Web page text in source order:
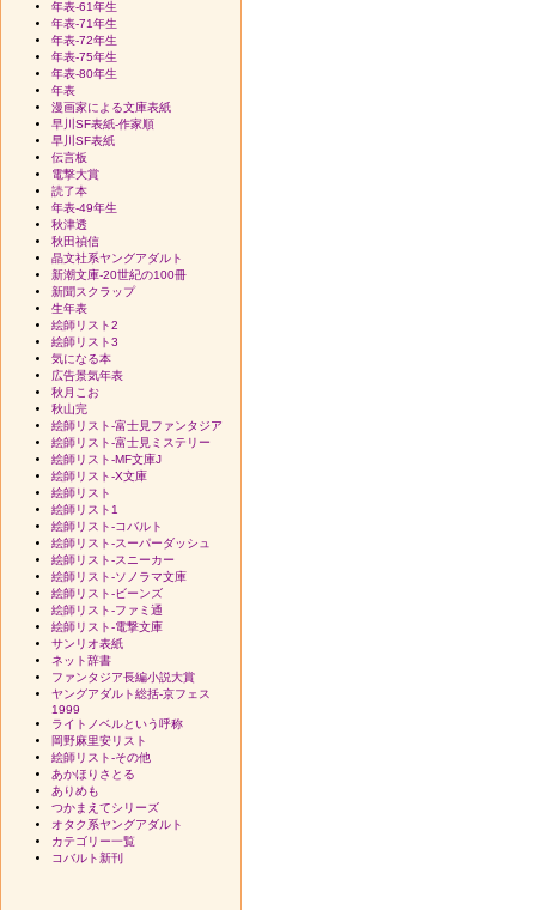
年表-61年生
年表-71年生
年表-72年生
年表-75年生
年表-80年生
年表
漫画家による文庫表紙
早川SF表紙-作家順
早川SF表紙
伝言板
電撃大賞
読了本
年表-49年生
秋津透
秋田禎信
晶文社系ヤングアダルト
新潮文庫-20世紀の100冊
新聞スクラップ
生年表
絵師リスト2
絵師リスト3
気になる本
広告景気年表
秋月こお
秋山完
絵師リスト-富士見ファンタジア
絵師リスト-富士見ミステリー
絵師リスト-MF文庫J
絵師リスト-X文庫
絵師リスト
絵師リスト1
絵師リスト-コバルト
絵師リスト-スーパーダッシュ
絵師リスト-スニーカー
絵師リスト-ソノラマ文庫
絵師リスト-ビーンズ
絵師リスト-ファミ通
絵師リスト-電撃文庫
サンリオ表紙
ネット辞書
ファンタジア長編小説大賞
ヤングアダルト総括-京フェス
1999
ライトノベルという呼称
岡野麻里安リスト
絵師リスト-その他
あかほりさとる
ありめも
つかまえてシリーズ
オタク系ヤングアダルト
カテゴリー一覧
コバルト新刊